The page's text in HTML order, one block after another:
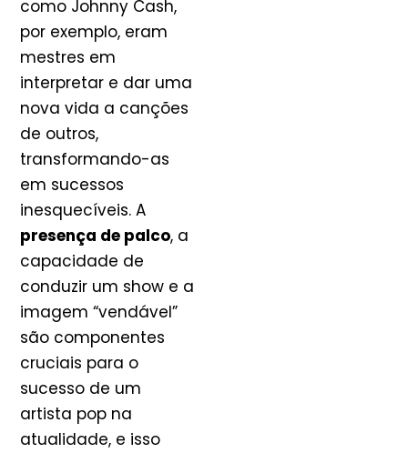
como Johnny Cash,
por exemplo, eram
mestres em
interpretar e dar uma
nova vida a canções
de outros,
transformando-as
em sucessos
inesquecíveis. A
presença de palco, a
capacidade de
conduzir um show e a
imagem “vendável”
são componentes
cruciais para o
sucesso de um
artista pop na
atualidade, e isso